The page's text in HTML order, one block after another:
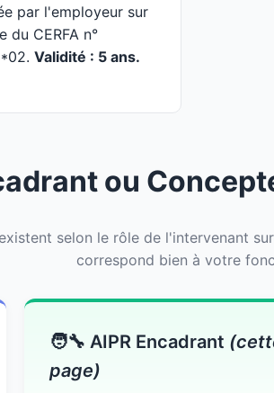
par l'employeur sur
du CERFA n°
Validité : 5 ans.
ou
selon le rôle de l'intervenant
correspond bien à votre
🧑‍🔧 AIPR Encadrant
page)